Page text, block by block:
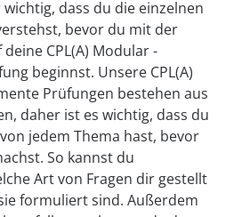
dass du die einzelnen
bevor du mit der
CPL(A) Modular -
beginnst. Unsere CPL(A)
Prüfungen bestehen aus
daher ist es wichtig, dass du
jedem Thema hast, bevor
So kannst du
Art von Fragen dir gestellt
formuliert sind. Außerdem